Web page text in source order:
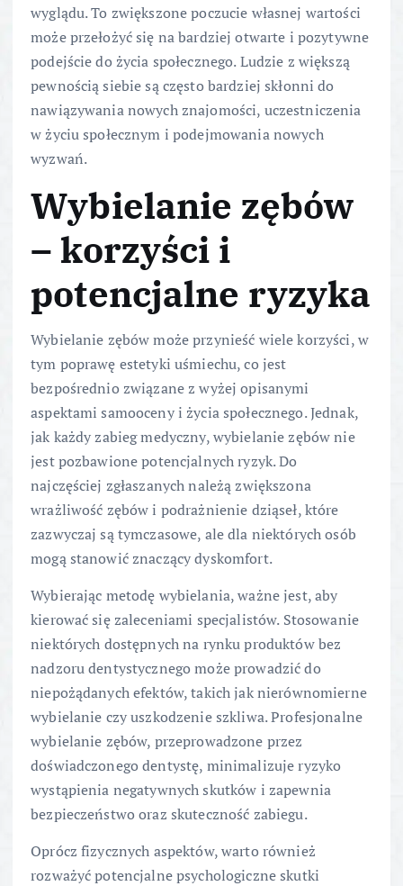
wyglądu. To zwiększone poczucie własnej wartości
może przełożyć się na bardziej otwarte i pozytywne
podejście do życia społecznego. Ludzie z większą
pewnością siebie są często bardziej skłonni do
nawiązywania nowych znajomości, uczestniczenia
w życiu społecznym i podejmowania nowych
wyzwań.
Wybielanie zębów
– korzyści i
potencjalne ryzyka
Wybielanie zębów może przynieść wiele korzyści, w
tym poprawę estetyki uśmiechu, co jest
bezpośrednio związane z wyżej opisanymi
aspektami samooceny i życia społecznego. Jednak,
jak każdy zabieg medyczny, wybielanie zębów nie
jest pozbawione potencjalnych ryzyk. Do
najczęściej zgłaszanych należą zwiększona
wrażliwość zębów i podrażnienie dziąseł, które
zazwyczaj są tymczasowe, ale dla niektórych osób
mogą stanowić znaczący dyskomfort.
Wybierając metodę wybielania, ważne jest, aby
kierować się zaleceniami specjalistów. Stosowanie
niektórych dostępnych na rynku produktów bez
nadzoru dentystycznego może prowadzić do
niepożądanych efektów, takich jak nierównomierne
wybielanie czy uszkodzenie szkliwa. Profesjonalne
wybielanie zębów, przeprowadzone przez
doświadczonego dentystę, minimalizuje ryzyko
wystąpienia negatywnych skutków i zapewnia
bezpieczeństwo oraz skuteczność zabiegu.
Oprócz fizycznych aspektów, warto również
rozważyć potencjalne psychologiczne skutki